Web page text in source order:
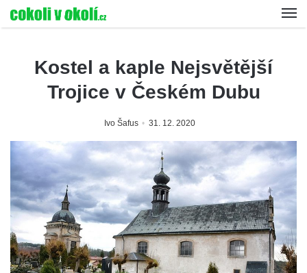
Kostel a kaple Nejsvětější
Trojice v Českém Dubu
Ivo Šafus 31. 12. 2020